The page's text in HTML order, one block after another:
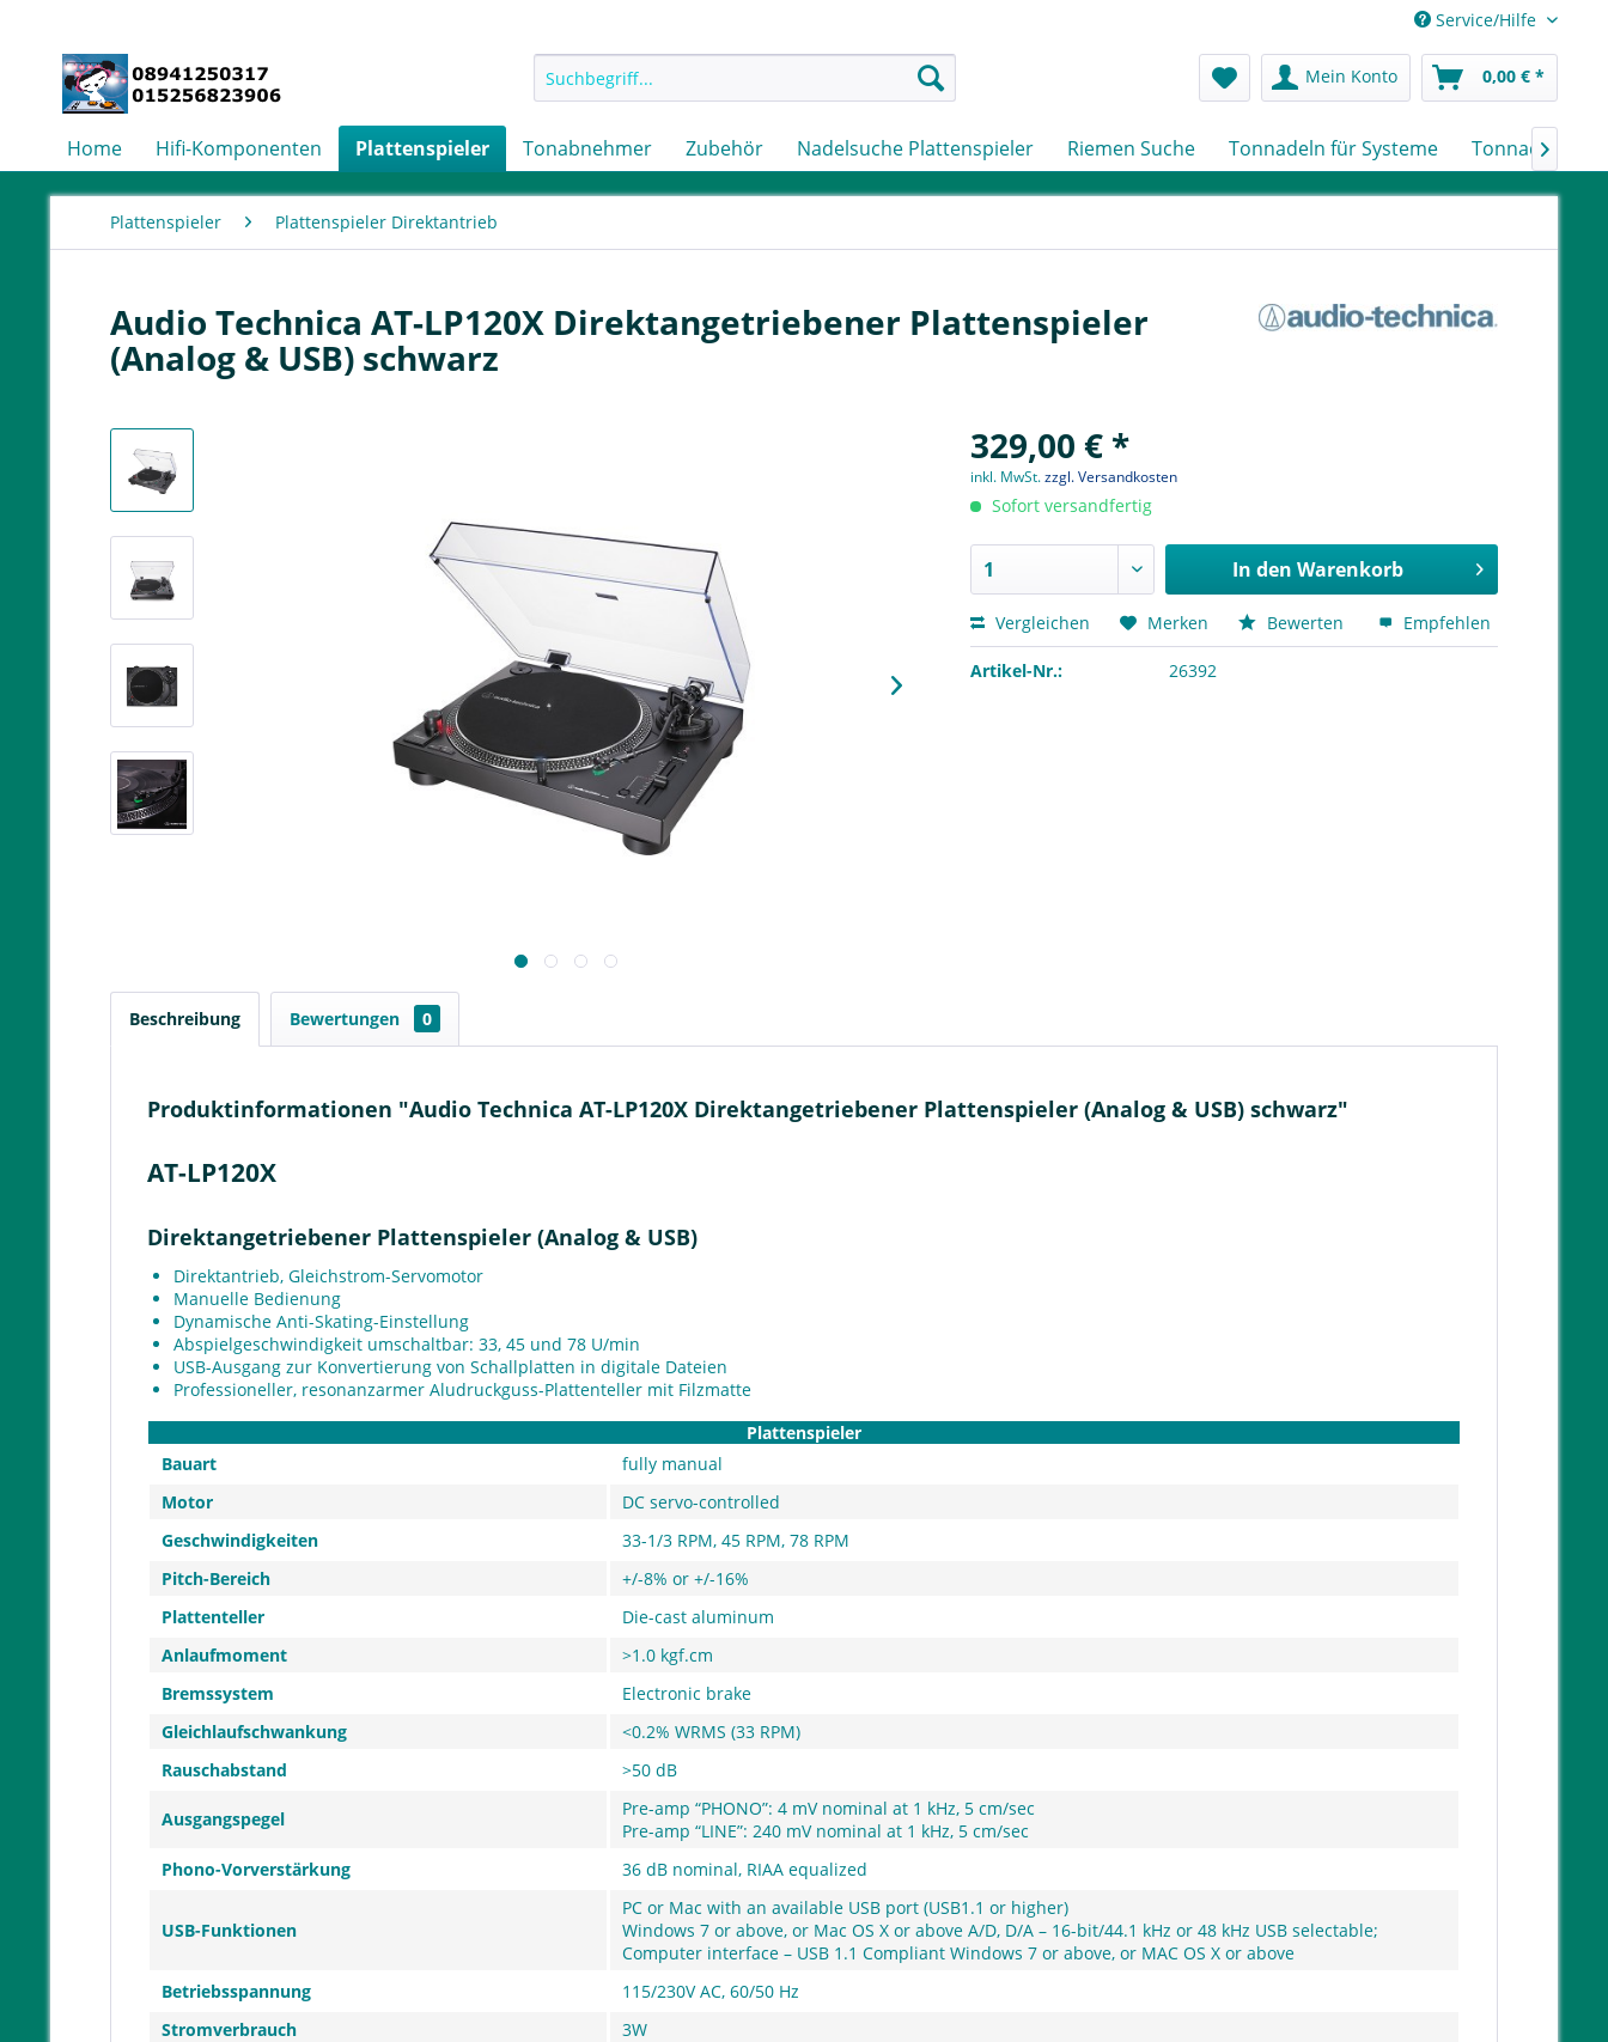
Service/Hilfe
Mein Konto 0,00 € *
Home Hifi-Komponenten Plattenspieler Tonabnehmer Zubehör Nadelsuche Plattenspieler Riemen Suche Tonnadeln für Systeme Tonnadeln

Plattenspieler Plattenspieler Direktantrieb
Audio Technica AT-LP120X Direktangetriebener Plattenspieler
(Analog & USB) schwarz
329,00 € *
inkl. MwSt.zzgl. Versandkosten
Sofort versandfertig
In den Warenkorb
Vergleichen Merken Bewerten Empfehlen
Artikel-Nr.: 26392
Beschreibung Bewertungen 0
Produktinformationen "Audio Technica AT-LP120X Direktangetriebener Plattenspieler (Analog & USB) schwarz"
AT-LP120X
Direktangetriebener Plattenspieler (Analog & USB)
Direktantrieb, Gleichstrom-Servomotor
Manuelle Bedienung
Dynamische Anti-Skating-Einstellung
Abspielgeschwindigkeit umschaltbar: 33, 45 und 78 U/min
USB-Ausgang zur Konvertierung von Schallplatten in digitale Dateien
Professioneller, resonanzarmer Aludruckguss-Plattenteller mit Filzmatte
Plattenspieler
Bauart
fully manual
Motor
DC servo-controlled
Geschwindigkeiten
33-1/3 RPM, 45 RPM, 78 RPM
Pitch-Bereich
+/-8% or +/-16%
Plattenteller
Die-cast aluminum
Anlaufmoment
>1.0 kgf.cm
Bremssystem
Electronic brake
Gleichlaufschwankung
<0.2% WRMS (33 RPM)
Rauschabstand
>50 dB
Ausgangspegel
Pre-amp “PHONO”: 4 mV nominal at 1 kHz, 5 cm/sec
Pre-amp “LINE”: 240 mV nominal at 1 kHz, 5 cm/sec
Phono-Vorverstärkung
36 dB nominal, RIAA equalized
USB-Funktionen
PC or Mac with an available USB port (USB1.1 or higher)
Windows 7 or above, or Mac OS X or above A/D, D/A – 16-bit/44.1 kHz or 48 kHz USB selectable;
Computer interface – USB 1.1 Compliant Windows 7 or above, or MAC OS X or above
Betriebsspannung
115/230V AC, 60/50 Hz
Stromverbrauch
3W